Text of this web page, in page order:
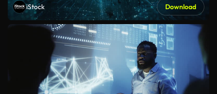
iStock Download